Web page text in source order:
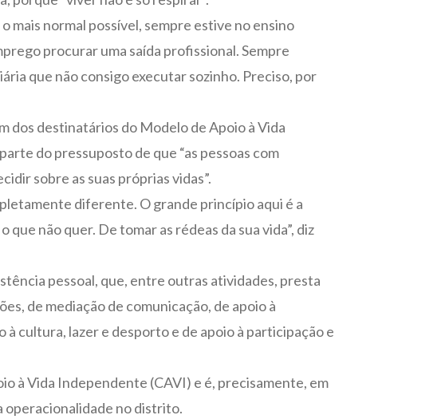
mais normal possível, sempre estive no ensino
procurar uma saída profissional. Sempre
que não consigo executar sozinho. Preciso, por
dos destinatários do Modelo de Apoio à Vida
do pressuposto de que “as pessoas com
sobre as suas próprias vidas”.
diferente. O grande princípio aqui é a
não quer. De tomar as rédeas da sua vida”, diz
pessoal, que, entre outras atividades, presta
de mediação de comunicação, de apoio à
cultura, lazer e desporto e de apoio à participação e
à Vida Independente (CAVI) e é, precisamente, em
operacionalidade no distrito.